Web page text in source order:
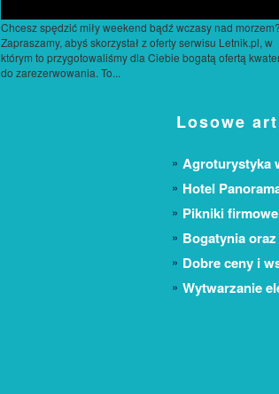
Chcesz spędzić miły weekend bądź wczasy nad morzem?
Zapraszamy, abyś skorzystał z oferty serwisu Letnik.pl, w
którym to przygotowaliśmy dla Ciebie bogatą ofertą
do zarezerwowania. To...
Losowe
Agroturystyka
Hotel
Pikniki
Bogatynia
Dobre ceny i
Wytwarzanie